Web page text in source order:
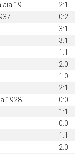
19
2:1
0:2
3:1
3:1
1:1
2:0
1:0
2:1
1928
0:0
1:1
0:0
1:1
2:0